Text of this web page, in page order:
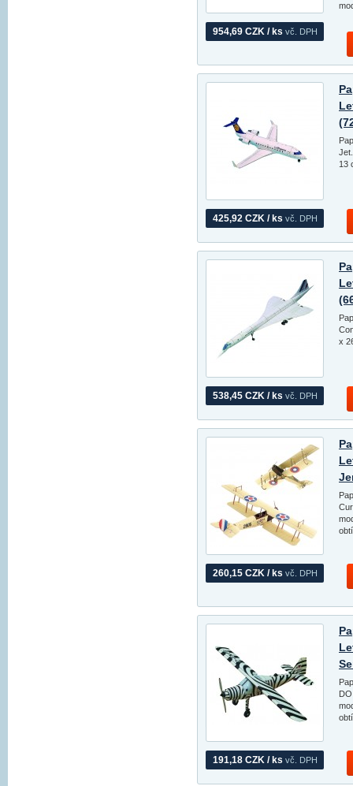
954,69 CZK / ks vč. DPH
425,92 CZK / ks vč. DPH
13
538,45 CZK / ks vč. DPH
x
260,15 CZK / ks vč. DPH
191,18 CZK / ks vč. DPH